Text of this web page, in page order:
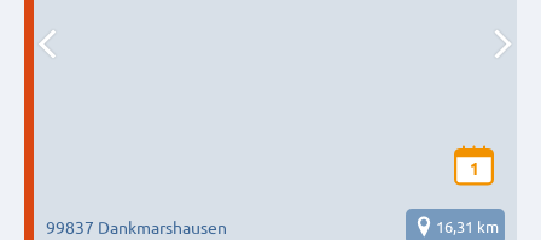
1
99837 Dankmarshausen 16,31 km